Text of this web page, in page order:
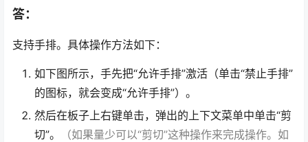
答：
支持手排。具体操作方法如下：
如下图所示，手先把“允许手排”激活（单击“禁止手排”
的图标，就会变成“允许手排”）。
然后在板子上右键单击，弹出的上下文菜单中单击“剪
切”。
（如果量少可以“剪切”这种操作来完成操作。如